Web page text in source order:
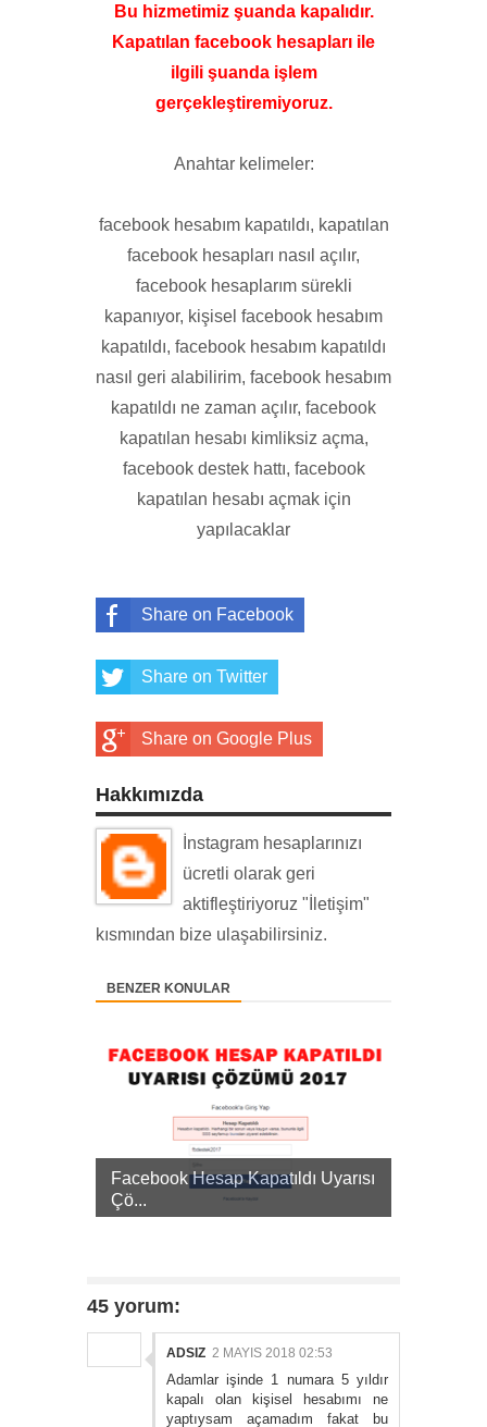
Bu hizmetimiz şuanda kapalıdır.
Kapatılan facebook hesapları ile
ilgili şuanda işlem
gerçekleştiremiyoruz.
Anahtar kelimeler:
facebook hesabım kapatıldı, kapatılan
facebook hesapları nasıl açılır,
facebook hesaplarım sürekli
kapanıyor, kişisel facebook hesabım
kapatıldı, facebook hesabım kapatıldı
nasıl geri alabilirim, facebook hesabım
kapatıldı ne zaman açılır, facebook
kapatılan hesabı kimliksiz açma,
facebook destek hattı, facebook
kapatılan hesabı açmak için
yapılacaklar
Share on Facebook
Share on Twitter
Share on Google Plus
Hakkımızda
İnstagram hesaplarınızı
ücretli olarak geri
aktifleştiriyoruz "İletişim"
kısmından bize ulaşabilirsiniz.
BENZER KONULAR
Facebook Hesap Kapatıldı Uyarısı
Çö...
45 yorum:
ADSIZ 2 MAYIS 2018 02:53
Adamlar işinde 1 numara 5 yıldır
kapalı olan kişisel hesabımı ne
yaptıysam açamadım fakat bu